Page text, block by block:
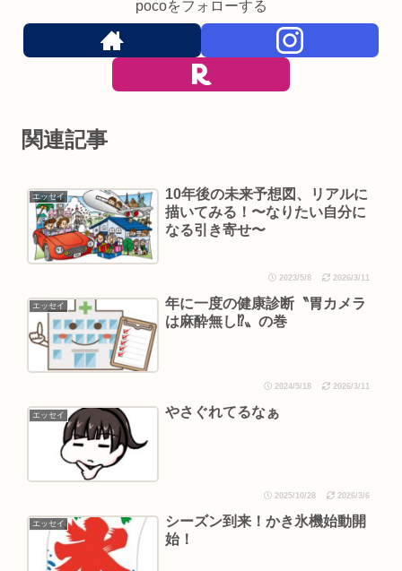
pocoをフォローする
関連記事
エッセイ
10年後の未来予想図、リアルに
描いてみる！〜なりたい自分に
なる引き寄せ〜
2023/5/8 2026/3/11
エッセイ
年に一度の健康診断〝胃カメラ
は麻酔無し⁉︎〟の巻
2024/5/18 2026/3/11
エッセイ やさぐれてるなぁ
2025/10/28 2026/3/6
エッセイ
シーズン到来！かき氷機始動開
始！